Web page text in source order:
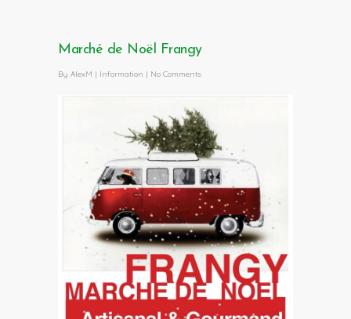
Marché de Noël Frangy
By AlexM | Information | No Comments